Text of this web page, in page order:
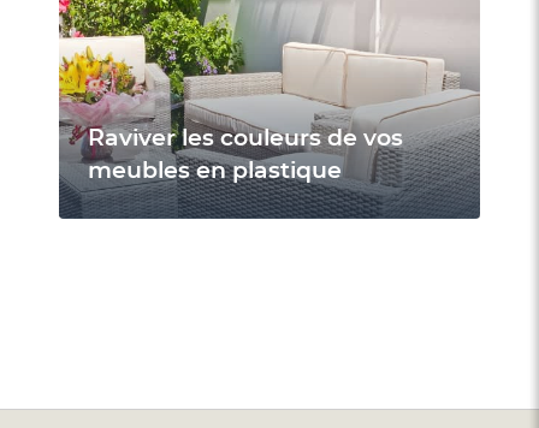
Raviver les couleurs de vos
meubles en plastique